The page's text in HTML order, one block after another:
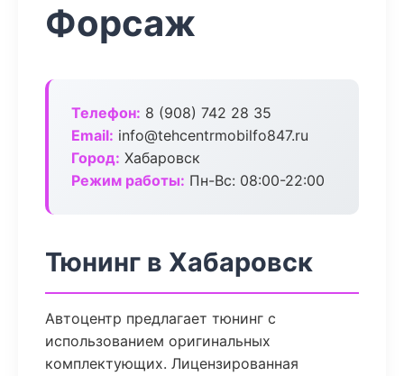
Форсаж
Телефон: 8 (908) 742 28 35
Email: info@tehcentrmobilfo847.ru
Город: Хабаровск
Режим работы: Пн-Вс: 08:00-22:00
Тюнинг в Хабаровск
Автоцентр предлагает тюнинг с
использованием оригинальных
комплектующих. Лицензированная